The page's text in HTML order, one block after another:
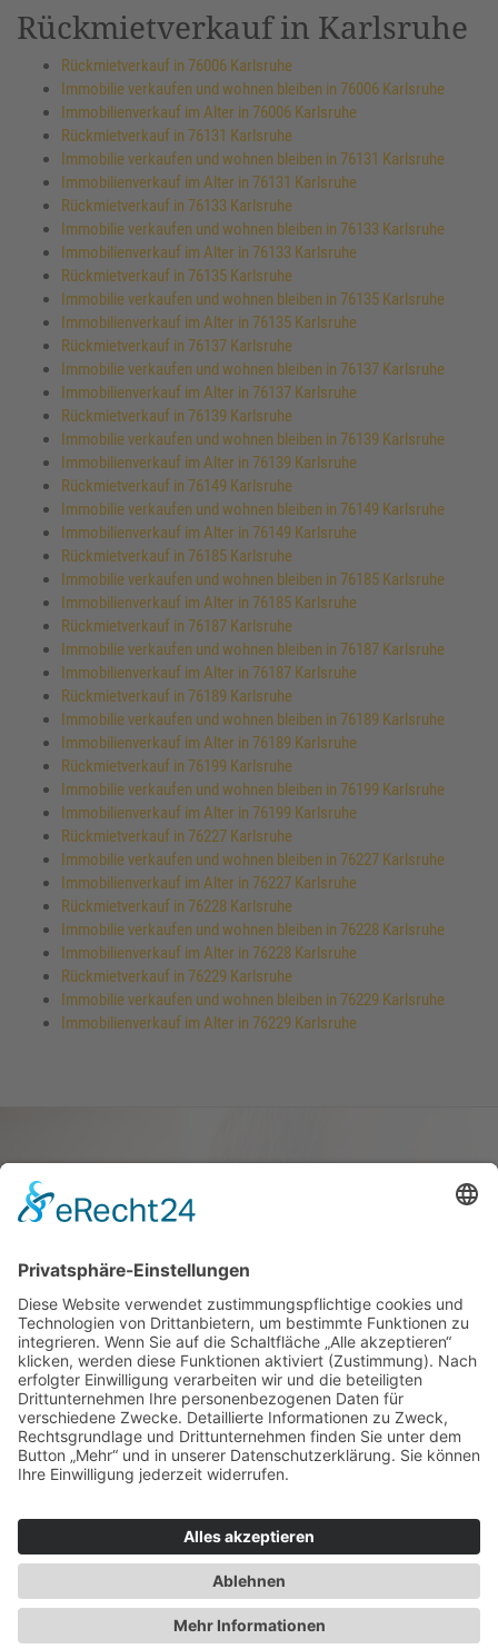
Rückmietverkauf in Karlsruhe
Rückmietverkauf in 76006 Karlsruhe
Immobilie verkaufen und wohnen bleiben in 76006 Karlsruhe
Immobilienverkauf im Alter in 76006 Karlsruhe
Rückmietverkauf in 76131 Karlsruhe
Immobilie verkaufen und wohnen bleiben in 76131 Karlsruhe
Immobilienverkauf im Alter in 76131 Karlsruhe
Rückmietverkauf in 76133 Karlsruhe
Immobilie verkaufen und wohnen bleiben in 76133 Karlsruhe
Immobilienverkauf im Alter in 76133 Karlsruhe
Rückmietverkauf in 76135 Karlsruhe
Immobilie verkaufen und wohnen bleiben in 76135 Karlsruhe
Immobilienverkauf im Alter in 76135 Karlsruhe
Rückmietverkauf in 76137 Karlsruhe
Immobilie verkaufen und wohnen bleiben in 76137 Karlsruhe
Immobilienverkauf im Alter in 76137 Karlsruhe
Rückmietverkauf in 76139 Karlsruhe
Immobilie verkaufen und wohnen bleiben in 76139 Karlsruhe
Immobilienverkauf im Alter in 76139 Karlsruhe
Rückmietverkauf in 76149 Karlsruhe
Immobilie verkaufen und wohnen bleiben in 76149 Karlsruhe
Immobilienverkauf im Alter in 76149 Karlsruhe
Rückmietverkauf in 76185 Karlsruhe
Immobilie verkaufen und wohnen bleiben in 76185 Karlsruhe
Immobilienverkauf im Alter in 76185 Karlsruhe
Rückmietverkauf in 76187 Karlsruhe
Immobilie verkaufen und wohnen bleiben in 76187 Karlsruhe
Immobilienverkauf im Alter in 76187 Karlsruhe
Rückmietverkauf in 76189 Karlsruhe
Immobilie verkaufen und wohnen bleiben in 76189 Karlsruhe
Immobilienverkauf im Alter in 76189 Karlsruhe
Rückmietverkauf in 76199 Karlsruhe
Immobilie verkaufen und wohnen bleiben in 76199 Karlsruhe
Immobilienverkauf im Alter in 76199 Karlsruhe
Rückmietverkauf in 76227 Karlsruhe
Immobilie verkaufen und wohnen bleiben in 76227 Karlsruhe
Immobilienverkauf im Alter in 76227 Karlsruhe
Rückmietverkauf in 76228 Karlsruhe
Immobilie verkaufen und wohnen bleiben in 76228 Karlsruhe
Immobilienverkauf im Alter in 76228 Karlsruhe
Rückmietverkauf in 76229 Karlsruhe
Immobilie verkaufen und wohnen bleiben in 76229 Karlsruhe
Immobilienverkauf im Alter in 76229 Karlsruhe
verkaufen und darin
wohnen bleiben
Verkaufen Sie Ihr Haus oder Ihre
Eigen­tums­woh­nung und bleiben Sie
darin wohnen.
Jetzt Ermittlung starten »
Regional
© 2026 WohnBW